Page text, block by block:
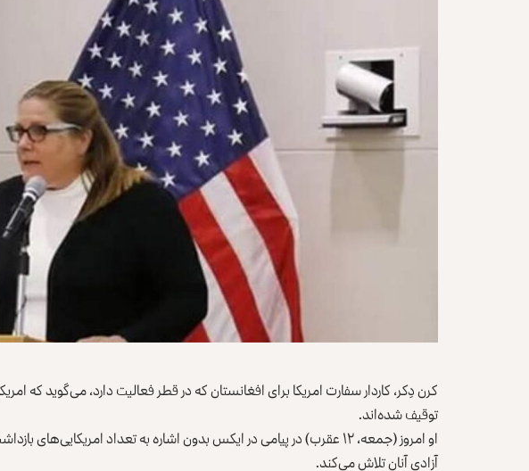
کرن دِکر، کاردار سفارت امریکا برای افغانستان که در قطر فعالیت دارد، می‌گوید که
توقیف شده‌اند.
او امروز (جمعه، ۱۲ عقرب) در پیامی در ایکس بدون اشاره به تعداد
آزادی آنان تلاش می‎‌‎کند.